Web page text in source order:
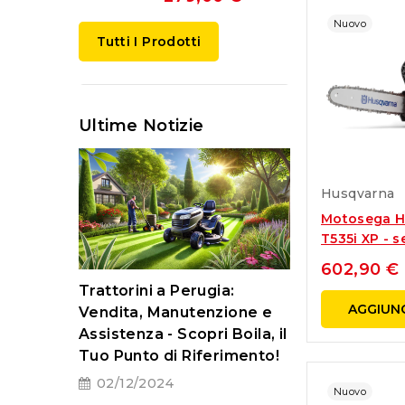
Tutti I Prodotti
Ultime Notizie
Trattorini a Perugia:
Vendita, Manutenzione e
Assistenza - Scopri Boila, il
Tuo Punto di Riferimento!
02/12/2024
Husqvarna
03/06/2024
Benvenuti nel
Oggi parleremo
Nuovo
Husqvarna
Motosega
T535i XP -
602,90 €
Nuovo